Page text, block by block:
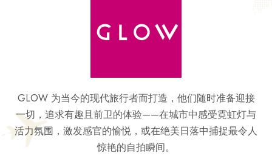
GLOW 为当今的现代旅行者而打造，他们随时准备迎接
一切，追求有趣且前卫的体验——在城市中感受霓虹灯与
活力氛围，激发感官的愉悦，或在绝美日落中捕捉最令人
惊艳的自拍瞬间。